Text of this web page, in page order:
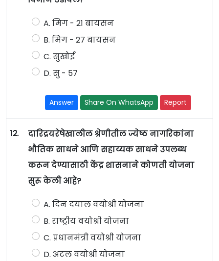
A. मिग - 21 बायसन
B. मिग - 27 बायसन
C. सुखोई
D. सु - 57
Answer Share On WhatsApp Report
12.
दारिद्रयरेषेखालील श्रेणीतील ज्येष्ठ नागरिकांना
भौतिक साधने आणि सहाय्यक साधने उपलब्ध
करून देण्यासाठी केंद्र शासनाने कोणती योजना
सुरू केली आहे?
A. दिन दयाल वयोश्री योजना
B. राष्ट्रीय वयोश्री योजना
C. प्रधानमंत्री वयोश्री योजना
D. अटल वयोश्री योजना